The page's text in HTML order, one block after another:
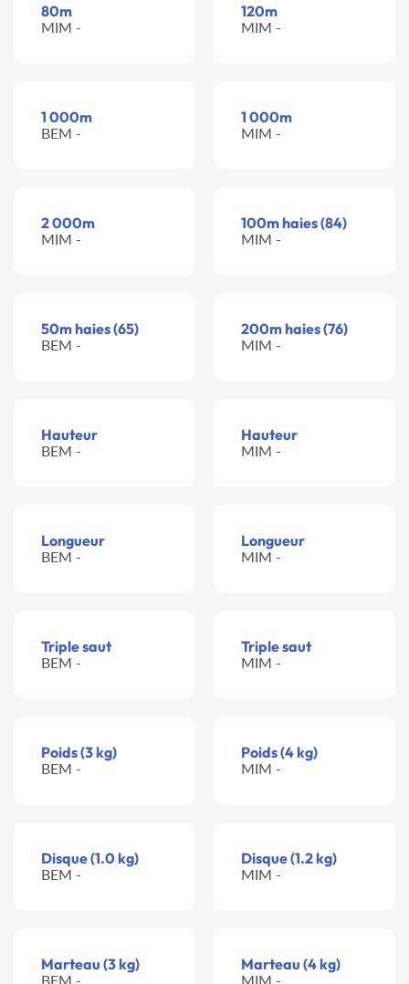
80m
MIM -
120m
MIM -
1 000m
BEM -
1 000m
MIM -
2 000m
MIM -
100m haies (84)
MIM -
50m haies (65)
BEM -
200m haies (76)
MIM -
Hauteur
BEM -
Hauteur
MIM -
Longueur
BEM -
Longueur
MIM -
Triple saut
BEM -
Triple saut
MIM -
Poids (3 kg)
BEM -
Poids (4 kg)
MIM -
Disque (1.0 kg)
BEM -
Disque (1.2 kg)
MIM -
Marteau (3 kg)
BEM -
Marteau (4 kg)
MIM -